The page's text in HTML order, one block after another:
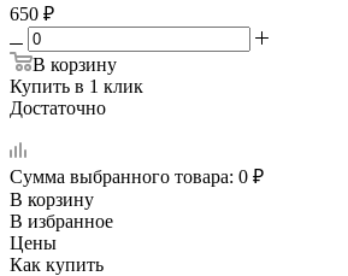
650 ₽
В корзину
Купить в 1 клик
Достаточно
Сумма выбранного товара: 0 ₽
В корзину
В избранное
Цены
Как купить